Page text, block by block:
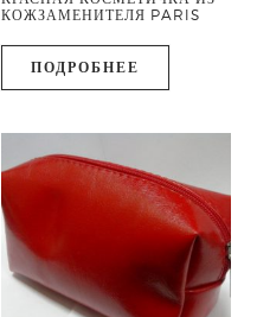
КОЖЗАМЕНИТЕЛЯ PARIS
ПОДРОБНЕЕ